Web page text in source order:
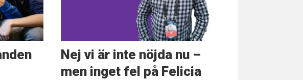
Nej vi är inte nöjda nu –
men inget fel på Felicia